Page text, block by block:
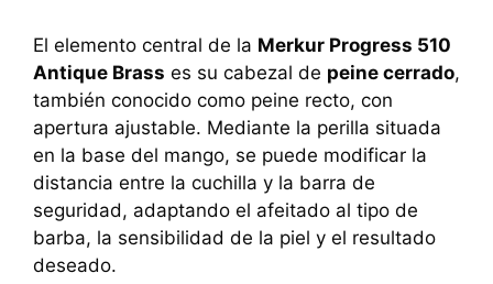
El elemento central de la Merkur Progress 510
Antique Brass es su cabezal de peine cerrado,
también conocido como peine recto, con
apertura ajustable. Mediante la perilla situada
en la base del mango, se puede modificar la
distancia entre la cuchilla y la barra de
seguridad, adaptando el afeitado al tipo de
barba, la sensibilidad de la piel y el resultado
deseado.